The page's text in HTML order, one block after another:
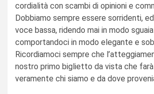
cordialità con scambi di opinioni e
Dobbiamo sempre essere sorridenti,
voce bassa, ridendo mai in modo
comportandoci in modo elegante e
Ricordiamoci sempre che
nostro primo biglietto da vista che
veramente chi siamo e da dove